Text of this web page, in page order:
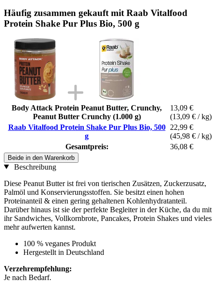
Häufig zusammen gekauft mit Raab Vitalfood
Protein Shake Pur Plus Bio, 500 g
Body Attack Protein Peanut Butter, Crunchy,
Peanut Butter Crunchy (1.000 g)
13,09 €
(13,09 € / kg)
Raab Vitalfood Protein Shake Pur Plus Bio, 500
g
22,99 €
(45,98 € / kg)
Gesamtpreis:
36,08 €
Beide in den Warenkorb
Beschreibung
Diese Peanut Butter ist frei von tierischen Zusätzen, Zuckerzusatz,
Palmöl und Konservierungsstoffen. Sie besitzt einen hohen
Proteinanteil & einen gering gehaltenen Kohlenhydratanteil.
Darüber hinaus ist sie der perfekte Begleiter in der Küche, da du mit
ihr Sandwiches, Vollkornbrote, Pancakes, Protein Shakes und vieles
mehr aufwerten kannst.
100 % veganes Produkt
Hergestellt in Deutschland
Verzehrempfehlung:
Je nach Bedarf.